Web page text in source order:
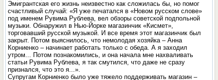
Эмигрантская его жизнь неизвестно как сложилась бы, но помог
счастливый случай: «Я уже печатался в «Новом русском слове»
под именем Рувима Рублева, вел обзоры советской подпольной
музыки. Обнаружил в Нью-Йорке магазинчик «Кисмет»,
торговавший русской музыкой. И все время этот магазинчик был
закрыт. Потом выяснилось, что немолодая хозяйка – Анна
Корниенко – начинает работать только с обеда. А я заходил
утром... Потом познакомились, и она начала мне нахваливать
статьи Рувима Рублева, я так смутился, что даже не сразу
признался, что это я...».
Супругам Корниенко было уже тяжело поддерживать магазин –